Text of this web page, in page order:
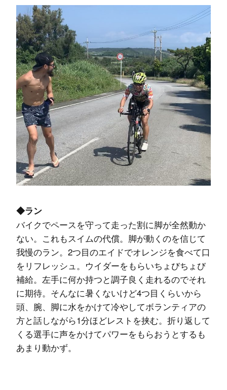
◆ラン
バイクでペースを守って走った割に脚が全然動か
ない。これもスイムの代償。脚が動くのを信じて
我慢のラン。2つ目のエイドでオレンジを食べて口
をリフレッシュ。ウイダーをもらいちょびちょび
補給。左手に何か持つと調子良く走れるのでそれ
に期待。そんなに暑くないけど4つ目くらいから
頭、腕、脚に水をかけて冷やしてボランティアの
方と話しながら1分ほどレストを挟む。折り返して
くる選手に声をかけてパワーをもらおうとするも
あまり動かず。